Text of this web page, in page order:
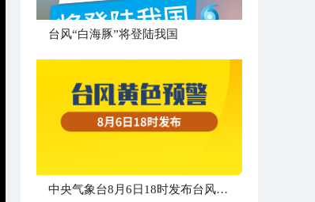
台风“白海豚”将登陆我国
中央气象台8月6日18时发布台风黄色预警